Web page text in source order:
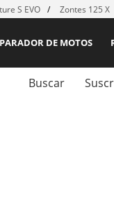
S EVO Zontes 125 X
DE MOTOS
Buscar